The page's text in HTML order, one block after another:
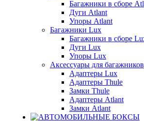
Багажники в сборе
Дуги Atlant
Упоры Atlant
Багажники Lux
Багажники в сборе
Дуги Lux
Упоры Lux
Аксессуары для багажников
Адаптеры Lux
Адаптеры Thule
Замки Thule
Адаптеры Atlant
Замки Atlant